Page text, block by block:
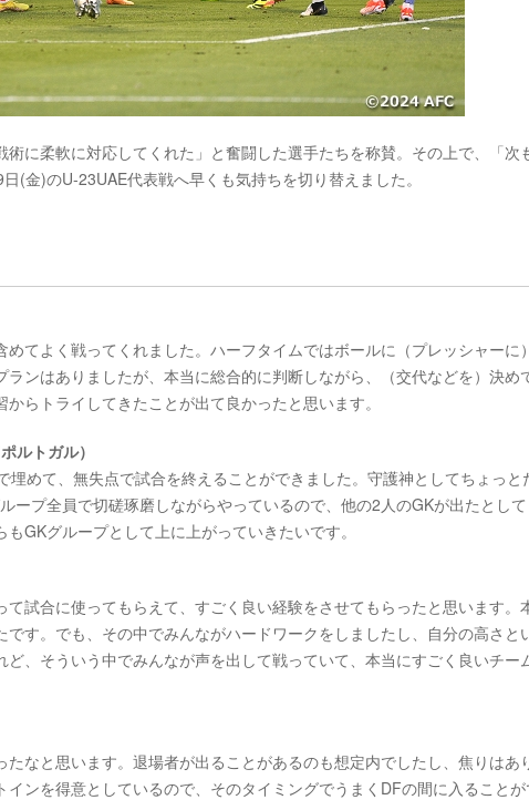
に柔軟に対応してくれた」と奮闘した選手たちを称賛。その上で、「次
(金)のU-23UAE代表戦へ早くも気持ちを切り替えました。
てよく戦ってくれました。ハーフタイムではボールに（プレッシャーに
ンはありましたが、本当に総合的に判断しながら、（交代などを）決め
らトライしてきたことが出て良かったと思います。
ルトガル）
めて、無失点で試合を終えることができました。守護神としてちょっと
ープ全員で切磋琢磨しながらやっているので、他の2人のGKが出たとし
GKグループとして上に上がっていきたいです。
試合に使ってもらえて、すごく良い経験をさせてもらったと思います。
す。でも、その中でみんながハードワークをしましたし、自分の高さと
、そういう中でみんなが声を出して戦っていて、本当にすごく良いチー
なと思います。退場者が出ることがあるのも想定内でしたし、焦りはあ
ンを得意としているので、そのタイミングでうまくDFの間に入ること